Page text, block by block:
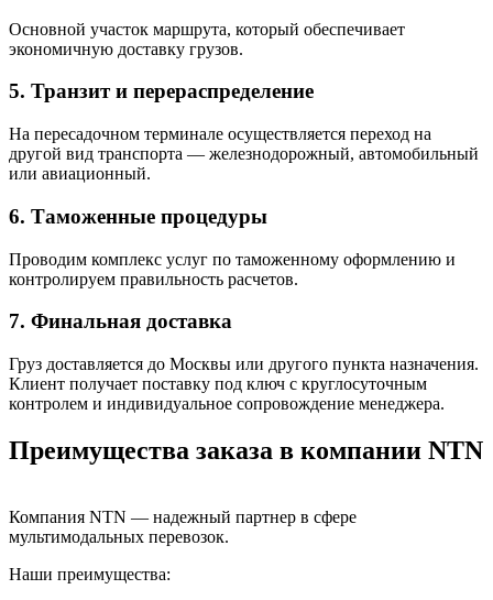
Основной участок маршрута, который обеспечивает
экономичную доставку грузов.
5. Транзит и перераспределение
На пересадочном терминале осуществляется переход на
другой вид транспорта — железнодорожный, автомобильный
или авиационный.
6. Таможенные процедуры
Проводим комплекс услуг по таможенному оформлению и
контролируем правильность расчетов.
7. Финальная доставка
Груз доставляется до Москвы или другого пункта назначения.
Клиент получает поставку под ключ с круглосуточным
контролем и индивидуальное сопровождение менеджера.
Преимущества заказа в компании NTN
Компания NTN — надежный партнер в сфере
мультимодальных перевозок.
Наши преимущества: